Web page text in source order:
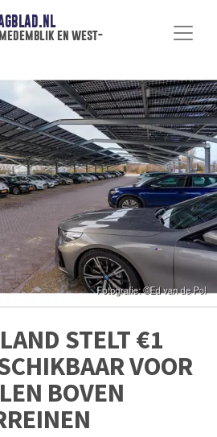
en west-
STELT €1
VOOR
BOVEN